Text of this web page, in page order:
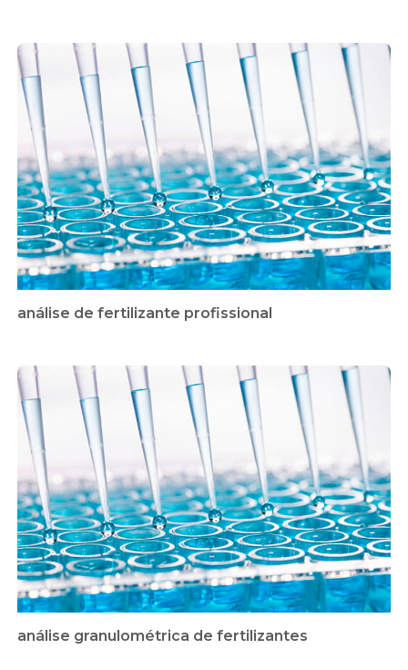
análise de fertilizante profissional
análise granulométrica de fertilizantes